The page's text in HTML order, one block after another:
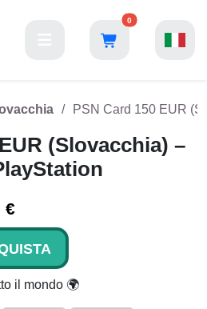
0
PSN Card 150 EUR
(Slovacchia) –
€
il mondo 🌍